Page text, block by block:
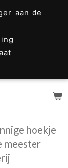
aan de
hoekje
meester